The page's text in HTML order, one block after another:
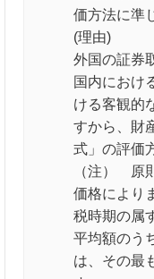
価方法に準
(理由)
外国の証券
国内におけ
ける客観的
すから、財
式」の評価
（注） 原
価格により
税時期の属
平均額のう
は、その最